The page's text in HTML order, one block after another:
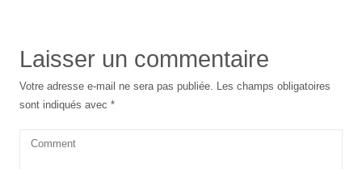
Laisser un commentaire
Votre adresse e-mail ne sera pas publiée.
Les champs obligatoires
sont indiqués avec*